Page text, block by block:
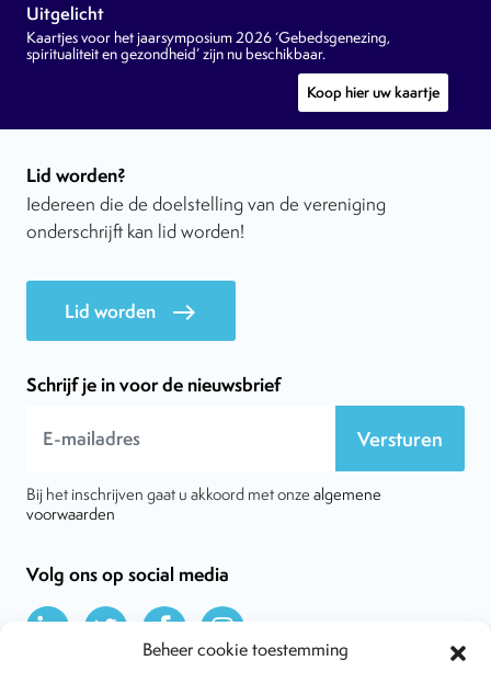
Beheer cookie toestemming
Uitgelicht
Kaartjes voor het jaarsymposium 2026 ‘Gebedsgenezing,
spiritualiteit en gezondheid’ zijn nu beschikbaar.
Koop hier uw kaartje
Lid worden?
Iedereen die de doelstelling van de vereniging
onderschrijft kan lid worden!
Lid worden east
Schrijf je in voor de nieuwsbrief
Versturen
Bij het inschrijven gaat u akkoord met onze algemene
voorwaarden
Volg ons op social media